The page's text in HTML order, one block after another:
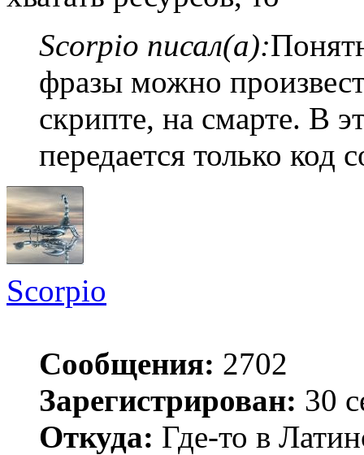
Scorpio писал(а):
фразы можно
скрипте, на смарте. В
передается только
Scorpio
Сообщения: 2702
Зарегистрирован: 30
Откуда: Где-то в